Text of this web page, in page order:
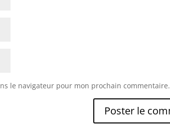
le navigateur pour mon prochain commentaire.